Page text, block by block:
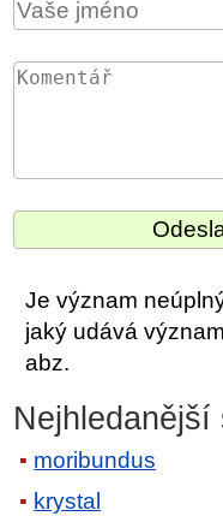
Je význam
jaký udává
abz.
Nejhledanější
moribundus
krystal